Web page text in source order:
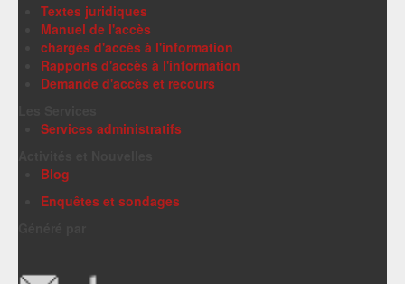
Textes juridiques
Manuel de l'accès
chargés d'accès à l'information
Rapports d'accès à l'information
Demande d'accès et recours
Services administratifs
Blog
Enquêtes et sondages